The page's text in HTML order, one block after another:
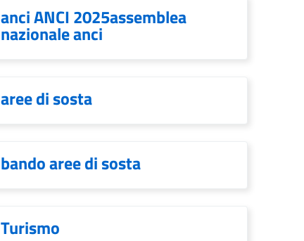
anci ANCI 2025assemblea
nazionale anci
aree di sosta
bando aree di sosta
Turismo